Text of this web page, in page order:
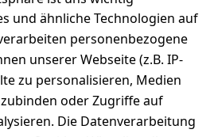
und ähnliche Technologien auf
personenbezogene
unserer Webseite (z.B. IP-
zu personalisieren, Medien
oder Zugriffe auf
Die Datenverarbeitung